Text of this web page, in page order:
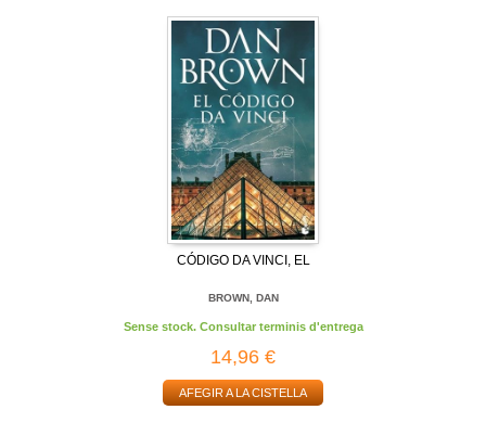
CÓDIGO DA VINCI, EL
BROWN, DAN
Sense stock. Consultar terminis d'entrega
14,96 €
AFEGIR A LA CISTELLA